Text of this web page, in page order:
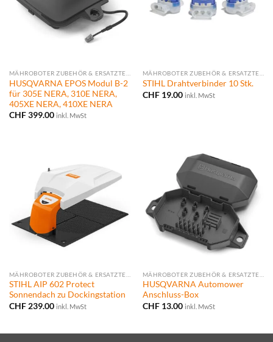
HUSQVARNA EPOS Modul B-2
für 305E NERA, 310E NERA,
405XE NERA, 410XE NERA
CHF399.00 inkl. MwSt
STIHL Drahtverbinder 10 Stk.
CHF19.00 inkl. MwSt
STIHL AIP 602 Protect
Sonnendach zu Dockingstation
CHF239.00 inkl. MwSt
HUSQVARNA Automower
Anschluss-Box
CHF13.00 inkl. MwSt